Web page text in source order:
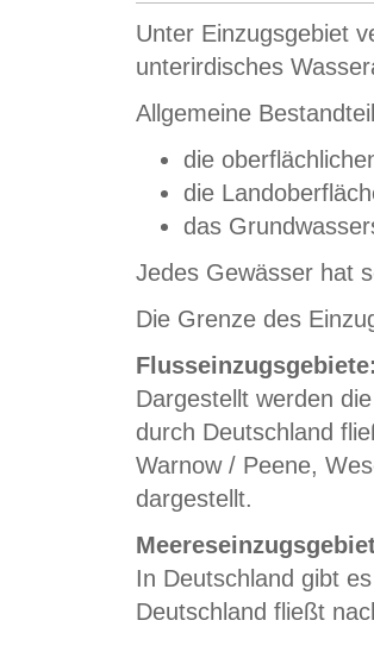
Unter Einzugsgebiet
unterirdisches
Allgemeine
die
die
das
Jedes Gewässer hat
Die Grenze des
Dargestellt werden
durch Deutschland
Warnow / Peene,
dargestellt.
In Deutschland gibt
Deutschland fließt